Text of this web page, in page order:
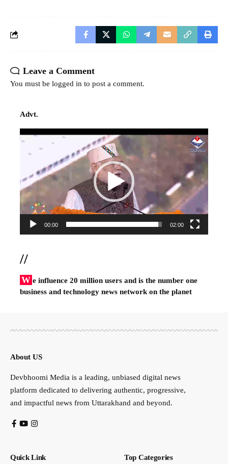
Leave a Comment
You must be logged in to post a comment.
Advt.
Video
00:00 02:00
//
W e influence 20 million users and is the number one
business and technology news network on the planet
About US
Devbhoomi Media is a leading, unbiased digital news
platform dedicated to delivering authentic, progressive,
and impactful news from Uttarakhand and beyond.
Quick Link Top Categories